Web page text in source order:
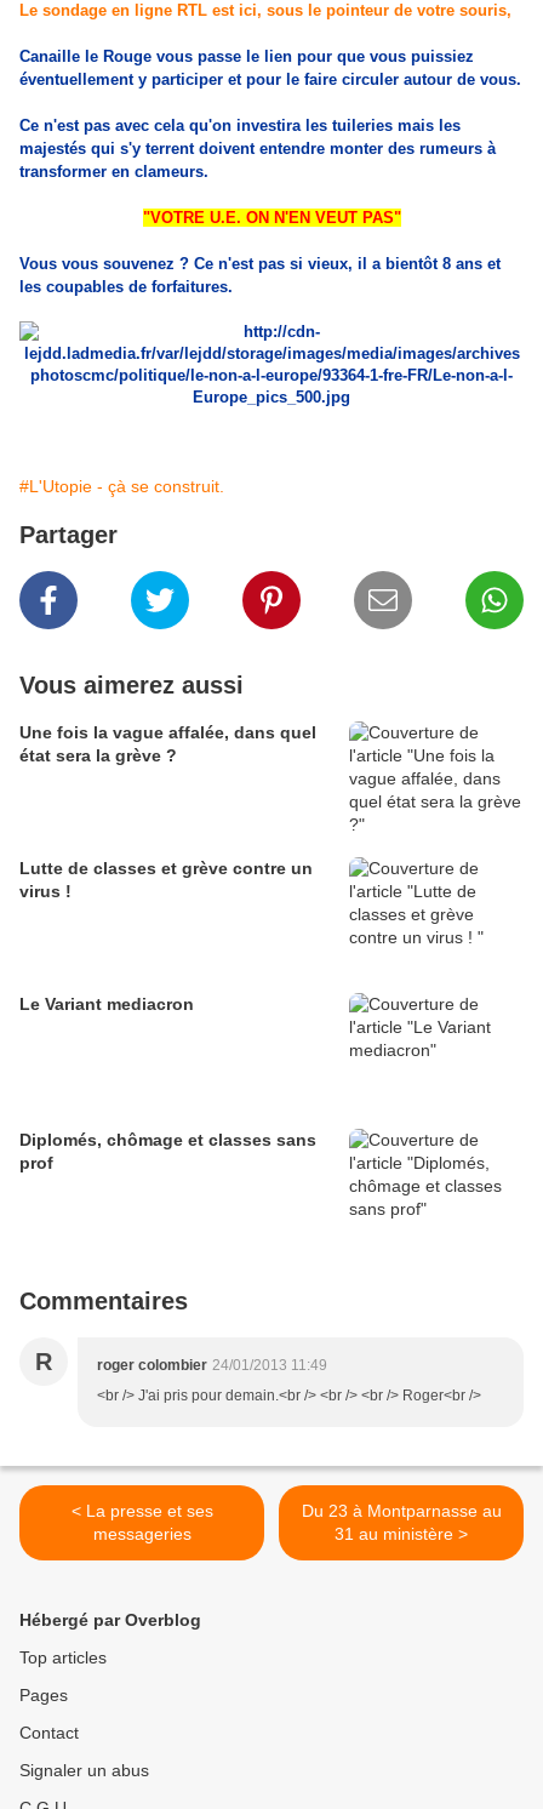
Le sondage en ligne RTL est ici, sous le pointeur de votre souris,
Canaille le Rouge vous passe le lien pour que vous puissiez
éventuellement y participer et pour le faire circuler autour de vous.
Ce n'est pas avec cela qu'on investira les tuileries mais les
majestés qui s'y terrent doivent entendre monter des rumeurs à
transformer en clameurs.
"VOTRE U.E. ON N'EN VEUT PAS"
Vous vous souvenez ? Ce n'est pas si vieux, il a bientôt 8 ans et
les coupables de forfaitures.
#L'Utopie - çà se construit.
Partager
Vous aimerez aussi
Une fois la vague affalée, dans quel
état sera la grève ?
Lutte de classes et grève contre un
virus !
Le Variant mediacron
Diplomés, chômage et classes sans
prof
Commentaires
R roger colombier 24/01/2013 11:49
<br /> J'ai pris pour demain.<br /> <br /> <br /> Roger<br />
< La presse et ses
messageries
Du 23 à Montparnasse au
31 au ministère >
Hébergé par Overblog
Top articles
Pages
Contact
Signaler un abus